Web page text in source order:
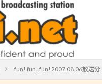
fun! fun! fun! 2007.08.06放送分